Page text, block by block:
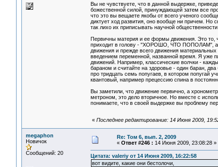
Вы не чувствуете, что в данной выдержке,
божественной силой, принуждающей затем все
что это вы вещаете якобы от всего ученого
диктует ход развития, оно вообще ни причем. Но
так лихо их приписывать научной
Первичны материя и ее формы движения. Это то,
приходит в голову - "ХОРОШО, ЧТО ПОПОЛАМ", а
движения и прежде всего движения
введением переменной, названной время. Я уже
движений. Например, классические волчки -
бараном и считайте на здоровье - один баран,
про тридцать семь попугаев, в котором попугай
квантовый, например прецессию спина в
Вы заметили, что движение первично, а
метроном, это дело вторичное. Но вместе с
понимаете, что в своей выдержке вы проблему
« Последнее редактирование: 14 Июня 2009,
megaphon
Новичок
Сообщений: 20
Re: Том 6, вып. 2, 2009
« Ответ #246 : 14 Июня 2009, 23:08:28 »
Цитата: valeriy от 14 Июня 2009, 16:22:58
вот видите, какие они бестолочи,